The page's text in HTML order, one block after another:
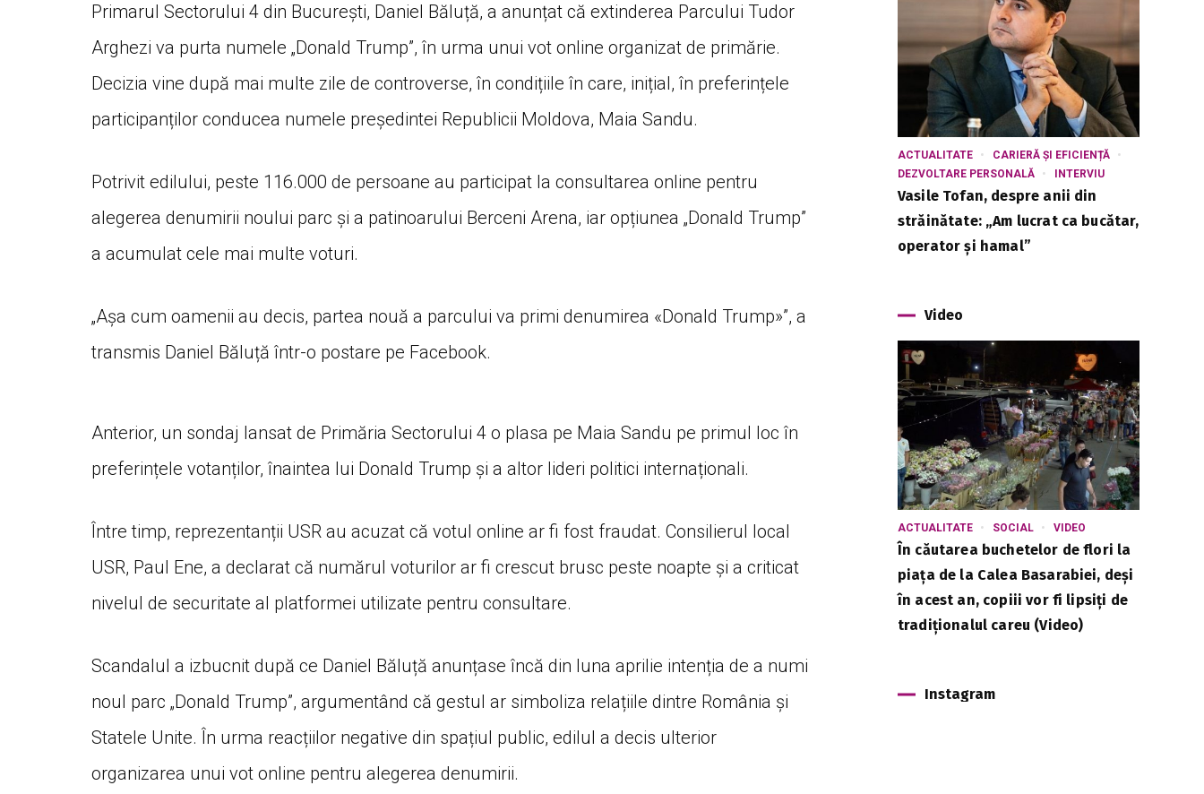
Primarul Sectorului 4 din București, Daniel Băluță, a anunțat că extinderea Parcului Tudor
Arghezi va purta numele „Donald Trump”, în urma unui vot online organizat de primărie.
Decizia vine după mai multe zile de controverse, în condițiile în care, inițial, în preferințele
participanților conducea numele președintei Republicii Moldova, Maia Sandu.
Potrivit edilului, peste 116.000 de persoane au participat la consultarea online pentru
alegerea denumirii noului parc și a patinoarului Berceni Arena, iar opțiunea „Donald Trump”
a acumulat cele mai multe voturi.
„Așa cum oamenii au decis, partea nouă a parcului va primi denumirea «Donald Trump»”, a
transmis Daniel Băluță într-o postare pe Facebook.
Anterior, un sondaj lansat de Primăria Sectorului 4 o plasa pe Maia Sandu pe primul loc în
preferințele votanților, înaintea lui Donald Trump și a altor lideri politici internaționali.
Între timp, reprezentanții USR au acuzat că votul online ar fi fost fraudat. Consilierul local
USR, Paul Ene, a declarat că numărul voturilor ar fi crescut brusc peste noapte și a criticat
nivelul de securitate al platformei utilizate pentru consultare.
Scandalul a izbucnit după ce Daniel Băluță anunțase încă din luna aprilie intenția de a numi
noul parc „Donald Trump”, argumentând că gestul ar simboliza relațiile dintre România și
Statele Unite. În urma reacțiilor negative din spațiul public, edilul a decis ulterior
organizarea unui vot online pentru alegerea denumirii.
ACTUALITATE
CARIERĂ ȘI EFICIENȚĂ
DEZVOLTARE PERSONALĂ
INTERVIU
Vasile Tofan, despre anii din
străinătate: „Am lucrat ca bucătar,
operator și hamal”
Video
ACTUALITATE SOCIAL VIDEO
În căutarea buchetelor de flori la
piața de la Calea Basarabiei, deși
în acest an, copiii vor fi lipsiți de
tradiționalul careu (Video)
Instagram